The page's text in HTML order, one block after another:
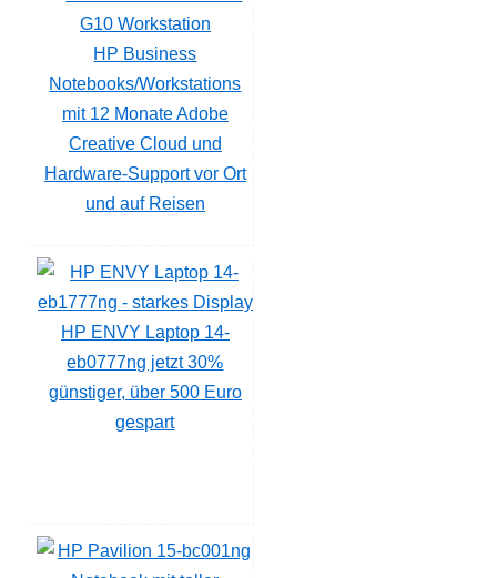
HP Business
Notebooks/Workstations
mit 12 Monate Adobe
Creative Cloud und
Hardware-Support vor Ort
und auf Reisen
HP ENVY Laptop 14-
eb0777ng jetzt 30%
günstiger, über 500 Euro
gespart